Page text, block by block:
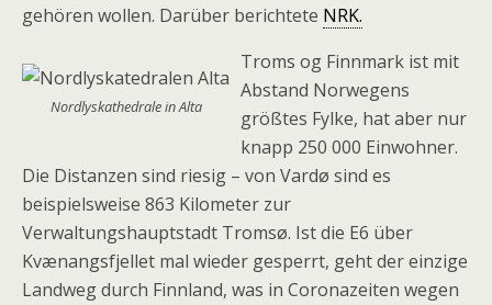
gehören wollen. Darüber berichtete NRK.
Nordlyskathedrale in Alta
Troms og Finnmark ist mit
Abstand Norwegens
größtes Fylke, hat aber nur
knapp 250 000 Einwohner.
Die Distanzen sind riesig – von Vardø sind es
beispielsweise 863 Kilometer zur
Verwaltungshauptstadt Tromsø. Ist die E6 über
Kvænangsfjellet mal wieder gesperrt, geht der einzige
Landweg durch Finnland, was in Coronazeiten wegen